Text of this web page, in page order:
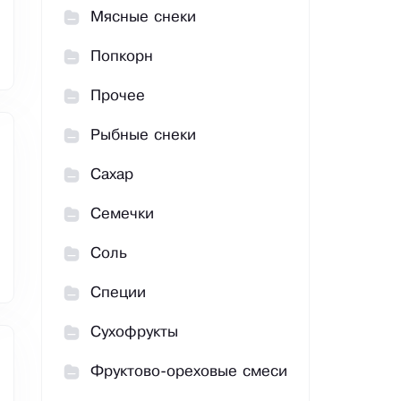
Мясные снеки
Попкорн
Прочее
Рыбные снеки
Сахар
Семечки
Соль
Специи
Сухофрукты
Фруктово-ореховые смеси